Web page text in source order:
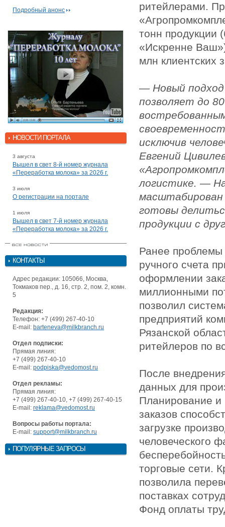
Подробный анонс
НОВОСТИ ПОРТАЛА
3 августа
Вышел в свет 8-й номер журнала
«Переработка молока» за 2026 г.
3 июля
О регистрации на портале
1 июля
Вышел в свет 7-й номер журнала
«Переработка молока» за 2026 г.
КОНТАКТЫ
Адрес редакции: 105066, Москва,
Токмаков пер., д. 16, стр. 2, пом. 2, комн.
5
Редакция:
Телефон: +7 (499) 267-40-10
E-mail: barteneva@milkbranch.ru
Отдел подписки:
Прямая линия:
+7 (499) 267-40-10
E-mail: podpiska@vedomost.ru
Отдел рекламы:
Прямая линия:
+7 (499) 267-40-10, +7 (499) 267-40-15
E-mail: reklama@vedomost.ru
Вопросы работы портала:
E-mail: support@milkbranch.ru
ПОПУЛЯРНЫЕ ЗАПРОСЫ
ритейлерами.
тонн продукции
«Искренне
млн клиентских
— Новый подход
позволяет до
исключив
Евгений
логистике. —
готовы
продукции с
Ранее проблемы
ручного счета
оформлении
миллионными
позволил
предприятий
Рязанской
ритейлеров по
После
данных для
Планирование и
заказов
загрузке
человеческого
торговые сети.
позволила
поставках
Фонд оплаты